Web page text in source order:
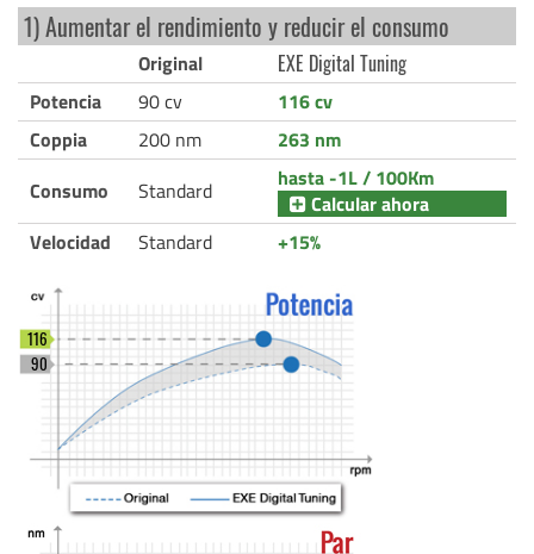
1) Aumentar el rendimiento y reducir el consumo
Original
EXE Digital Tuning
Potencia
90 cv
116 cv
Coppia
200 nm
263 nm
Consumo
Standard
hasta -1L / 100Km
Calcular ahora
Velocidad
Standard +15%
90
116